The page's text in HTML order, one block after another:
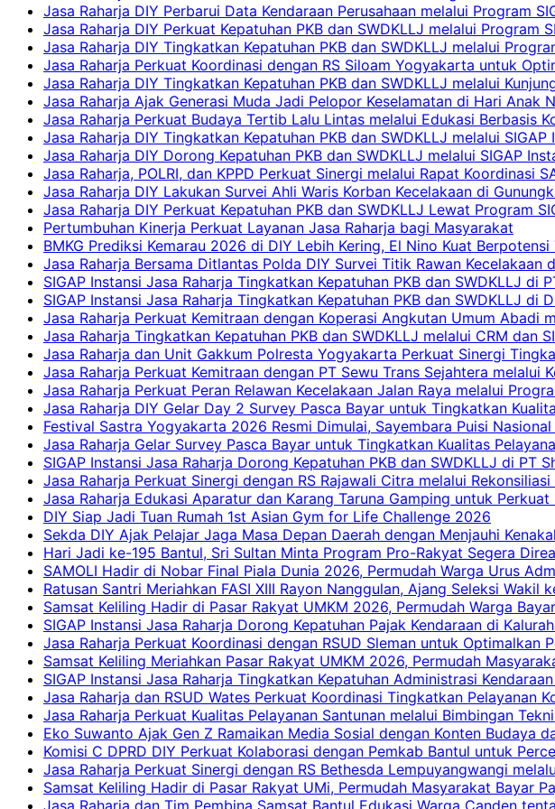
Jasa Raharja DIY Perbarui Data Kendaraan Perusahaan melalui Program
Jasa Raharja DIY Perkuat Kepatuhan PKB dan SWDKLLJ melalui Program
Jasa Raharja DIY Tingkatkan Kepatuhan PKB dan SWDKLLJ melalui
Jasa Raharja Perkuat Koordinasi dengan RS Siloam Yogyakarta untuk
Jasa Raharja DIY Tingkatkan Kepatuhan PKB dan SWDKLLJ melalui
Jasa Raharja Ajak Generasi Muda Jadi Pelopor Keselamatan di Hari Anak
Jasa Raharja Perkuat Budaya Tertib Lalu Lintas melalui Edukasi Berbasis
Jasa Raharja DIY Tingkatkan Kepatuhan PKB dan SWDKLLJ melalui
Jasa Raharja DIY Dorong Kepatuhan PKB dan SWDKLLJ melalui SIGAP
Jasa Raharja, POLRI, dan KPPD Perkuat Sinergi melalui Rapat Koordinasi
Jasa Raharja DIY Lakukan Survei Ahli Waris Korban Kecelakaan di
Jasa Raharja DIY Perkuat Kepatuhan PKB dan SWDKLLJ Lewat Program
Pertumbuhan Kinerja Perkuat Layanan Jasa Raharja bagi Masyarakat
BMKG Prediksi Kemarau 2026 di DIY Lebih Kering, El Nino Kuat
Jasa Raharja Bersama Ditlantas Polda DIY Survei Titik Rawan Kecelakaan
SIGAP Instansi Jasa Raharja Tingkatkan Kepatuhan PKB dan SWDKLLJ di
SIGAP Instansi Jasa Raharja Tingkatkan Kepatuhan PKB dan SWDKLLJ di
Jasa Raharja Perkuat Kemitraan dengan Koperasi Angkutan Umum Abadi
Jasa Raharja Tingkatkan Kepatuhan PKB dan SWDKLLJ melalui CRM dan
Jasa Raharja dan Unit Gakkum Polresta Yogyakarta Perkuat Sinergi
Jasa Raharja Perkuat Kemitraan dengan PT Sewu Trans Sejahtera melalui
Jasa Raharja Perkuat Peran Relawan Kecelakaan Jalan Raya melalui
Jasa Raharja DIY Gelar Day 2 Survey Pasca Bayar untuk Tingkatkan
Festival Sastra Yogyakarta 2026 Resmi Dimulai, Sayembara Puisi
Jasa Raharja Gelar Survey Pasca Bayar untuk Tingkatkan Kualitas
SIGAP Instansi Jasa Raharja Dorong Kepatuhan PKB dan SWDKLLJ di PT
Jasa Raharja Perkuat Sinergi dengan RS Rajawali Citra melalui
Jasa Raharja Edukasi Aparatur dan Karang Taruna Gamping untuk
DIY Siap Jadi Tuan Rumah 1st Asian Gym for Life Challenge 2026
Sekda DIY Ajak Pelajar Jaga Masa Depan Daerah dengan Menjauhi
Hari Jadi ke-195 Bantul, Sri Sultan Minta Program Pro-Rakyat Segera
SAMOLI Hadir di Nobar Final Piala Dunia 2026, Permudah Warga Urus
Ratusan Santri Meriahkan FASI XIII Rayon Nanggulan, Ajang Seleksi Wakil
Samsat Keliling Hadir di Pasar Rakyat UMKM 2026, Permudah Warga
SIGAP Instansi Jasa Raharja Dorong Kepatuhan Pajak Kendaraan di
Jasa Raharja Perkuat Koordinasi dengan RSUD Sleman untuk Optimalkan
Samsat Keliling Meriahkan Pasar Rakyat UMKM 2026, Permudah
SIGAP Instansi Jasa Raharja Tingkatkan Kepatuhan Administrasi
Jasa Raharja dan RSUD Wates Perkuat Koordinasi Tingkatkan Pelayanan
Jasa Raharja Perkuat Kualitas Pelayanan Santunan melalui Bimbingan
Eko Suwanto Ajak Gen Z Ramaikan Media Sosial dengan Konten Budaya
Komisi C DPRD DIY Perkuat Kolaborasi dengan Pemkab Bantul untuk
Jasa Raharja Perkuat Sinergi dengan RS Bethesda Lempuyangwangi
Samsat Keliling Hadir di Pasar Rakyat UMi, Permudah Masyarakat Bayar
Jasa Raharja dan Tim Pembina Samsat Bantul Edukasi Warga Canden